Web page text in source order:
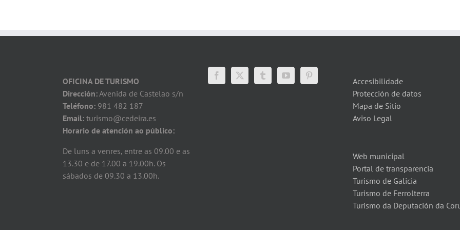
OFICINA DE TURISMO
Dirección:Avenida de Castelao s/n
Teléfono: 981 482 187
Email: turismo@cedeira.es
Horario de atención ao público:
De luns a venres, entre as 09.00 e as
13.30 e de 17.00 a 19.00h. Os
sábados de 09.30 a 13.00h.
Accesibilidade
Protección de datos
Mapa de Sitio
Aviso Legal
Web municipal
Portal de transparencia
Turismo de Galicia
Turismo de Ferrolterra
Turismo da Deputación da